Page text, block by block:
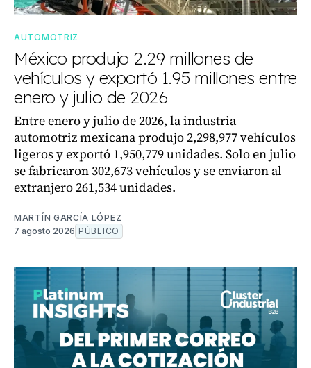
AUTOMOTRIZ
México produjo 2.29 millones de
vehículos y exportó 1.95 millones entre
enero y julio de 2026
Entre enero y julio de 2026, la industria
automotriz mexicana produjo 2,298,977 vehículos
ligeros y exportó 1,950,779 unidades. Solo en julio
se fabricaron 302,673 vehículos y se enviaron al
extranjero 261,534 unidades.
MARTÍN GARCÍA LÓPEZ
7 agosto 2026 PÚBLICO